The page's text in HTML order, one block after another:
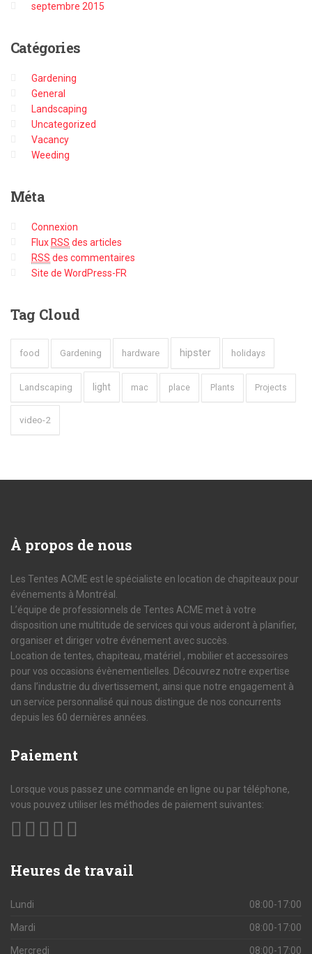
septembre 2015
Catégories
Gardening
General
Landscaping
Uncategorized
Vacancy
Weeding
Méta
Connexion
Flux RSS des articles
RSS des commentaires
Site de WordPress-FR
Tag Cloud
food Gardening hardware hipster holidays
Landscaping light mac place Plants Projects
video-2
À propos de nous
Les Tentes ACME est le spécialiste en location de chapiteaux pour
événements à Montréal.
L’équipe de professionnels de Tentes ACME met à votre
disposition une multitude de services qui vous aideront à planifier,
organiser et diriger votre événement avec succès.
Location de tentes, chapiteau, matériel , mobilier et accessoires
pour vos occasions évènementielles. Découvrez notre expertise
dans l’industrie du divertissement, ainsi que notre engagement à
un service personnalisé qui nous distingue de nos concurrents
depuis les 60 dernières années.
Paiement
Lorsque vous passez une commande en ligne ou par téléphone,
vous pouvez utiliser les méthodes de paiement suivantes:
Heures de travail
Lundi 08:00-17:00
Mardi 08:00-17:00
Mercredi 08:00-17:00